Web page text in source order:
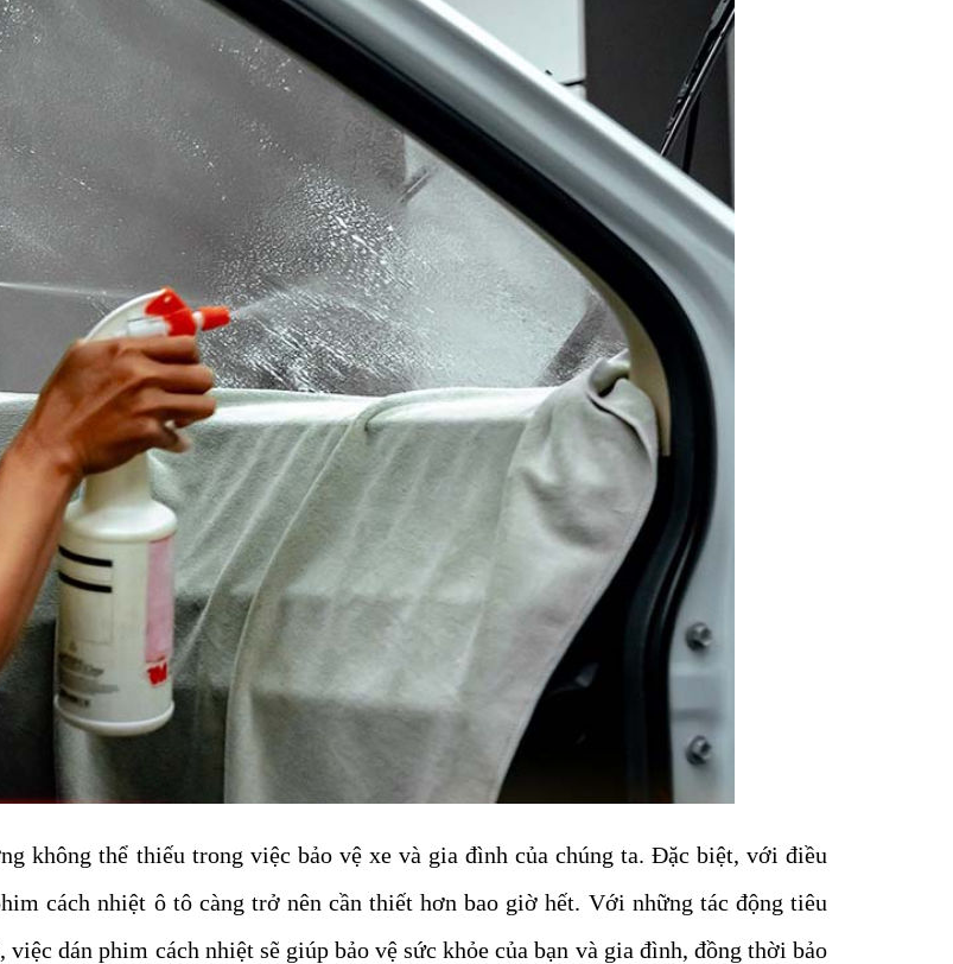
không thể thiếu trong việc bảo vệ xe và gia đình của chúng ta. Đặc biệt, với điều
cách nhiệt ô tô càng trở nên cần thiết hơn bao giờ hết. Với những tác động tiêu
dán phim cách nhiệt sẽ giúp bảo vệ sức khỏe của bạn và gia đình, đồng thời bảo